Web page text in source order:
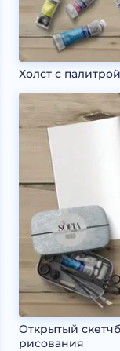
Холст с
Открытый
рисования